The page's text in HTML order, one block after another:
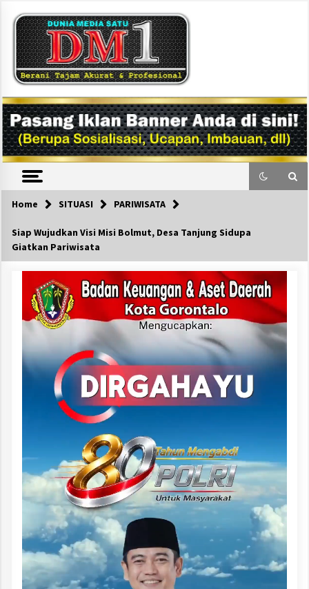
content
DM1
Home SITUASI PARIWISATA
Siap Wujudkan Visi Misi Bolmut, Desa Tanjung Sidupa
Giatkan Pariwisata